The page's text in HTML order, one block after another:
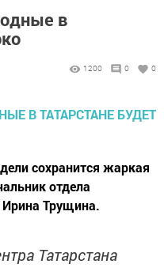
в
1200 0 0
сохранится жаркая
отдела
Ирина Трущина.
Татарстана